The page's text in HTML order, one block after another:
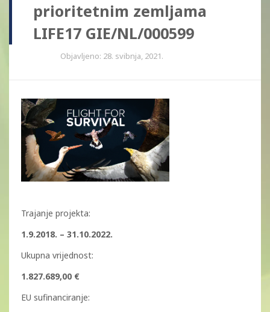
prioritetnim zemljama
LIFE17 GIE/NL/000599
Objavljeno: 28. svibnja, 2021.
Trajanje projekta:
1.9.2018. – 31.10.2022.
Ukupna vrijednost:
1.827.689,00 €
EU sufinanciranje: